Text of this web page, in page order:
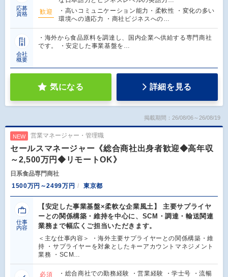
応募
資格
歓迎
・高いコミュニケーション能力・柔軟性 ・変化の多い
環境への適応力 ・商社ビジネスへの…
会社
概要
・海外から食品原料を調達し、国内企業へ供給する専門商社
です。 ・安定した事業基盤を…
気になる 詳細を見る
掲載期間：26/08/06～26/08/19
NEW 営業マネージャー・管理職
セールスマネージャー《総合商社出身者歓迎◆高年収
～2,500万円◆リモートOK》
日系食品専門商社
1500万円～2499万円
東京都
仕事
内容
【安定した事業基盤×柔軟な企業風土】 主要サプライヤ
ーとの関係構築・維持を中心に、SCM・調達・輸送関連
業務まで幅広くご担当いただきます。
＜主な仕事内容＞ ・海外主要サプライヤーとの関係構築・維
持 ・サプライヤーを対象としたキーアカウントマネジメント
業務 ・SCM…
必須
・総合商社での勤務経験 ・営業経験 ・学士号 ・流暢